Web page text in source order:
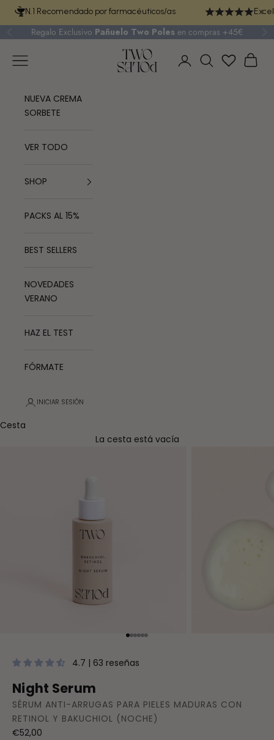
Ir al contenidoN.1 Recomendado por farmacéuticos/as
AnteriorRegalo Exclusivo Pañuelo Two Poles en compras +45€
TWO POLES COSMETICS
Menú
Iniciar sesión
Buscar
NUEVA CREMA
SORBETE
VER TODO
SHOP
PACKS AL 15%
BEST SELLERS
NOVEDADES
VERANO
HAZ EL TEST
FÓRMATE
INICIAR SESIÓN
Cesta
La cesta está vacía
Ir al artículo 1
Ir al artículo 2
Ir al artículo 3
Ir al artículo 4
Ir al artículo 5
Ir al artículo 6
4.7 | 63 reseñas
Night Serum
SÉRUM ANTI-ARRUGAS PARA PIELES MADURAS CON
RETINOL Y BAKUCHIOL (NOCHE)
Precio de oferta
€52,00